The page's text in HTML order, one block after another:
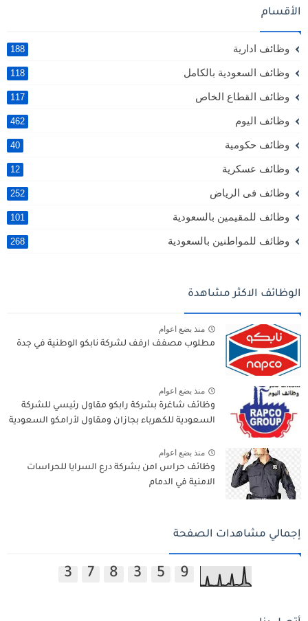
الأقسام
وظائف ادارية 188
وظائف السعودية بالكامل 118
وظائف القطاع الخاص 117
وظائف اليوم 462
وظائف حكومية 40
وظائف عسكرية 12
وظائف فى الرياض 252
وظائف للمقيمين بالسعودية 101
وظائف للمواطنين بالسعودية 268
الوظائف الاكثر مشاهدة
منذ بضع اعوام
مطلوب مصفف ارفف لشركة نابكو الوطنية في جدة
منذ بضع اعوام
وظائف شاغرة بشركة رابكو مقاول رئيسي للشركة
السعودية للكهرباء بجازان ومقاول لأرامكو السعودية
منذ بضع اعوام
وظائف حراس امن بشركة درع السرايا للحراسات
الامنية في الدمام
إجمالي مشاهدات الصفحة
3 7 8 3 5 9